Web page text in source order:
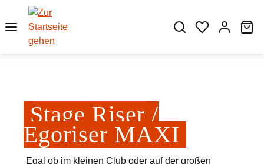
Zum Hauptinhalt springen
Stage Riser /
Egoriser MAXI
Egal ob im kleinen Club oder auf der großen